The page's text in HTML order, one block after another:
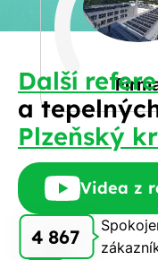
Jiná
Spočítat
kalkulacipříjmení
Telefon
E-
mail
Další
a
Plzeňský
Videa z
4 867